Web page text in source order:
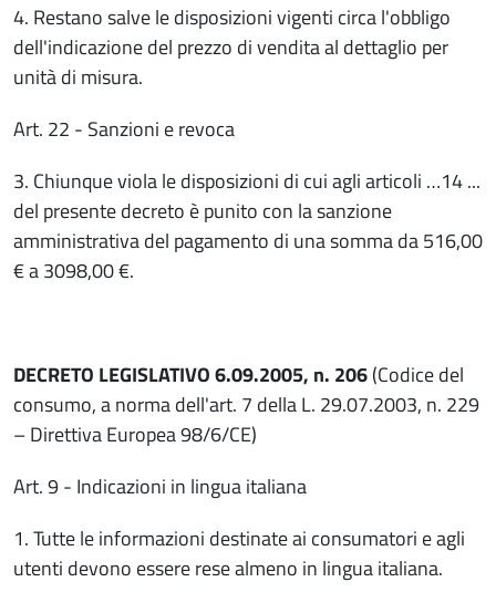
4. Restano salve le disposizioni vigenti circa l'obbligo
dell'indicazione del prezzo di vendita al dettaglio per
unità di misura.
Art. 22 - Sanzioni e revoca
3. Chiunque viola le disposizioni di cui agli articoli …14 ...
del presente decreto è punito con la sanzione
amministrativa del pagamento di una somma da 516,00
€ a 3098,00 €.
DECRETO LEGISLATIVO 6.09.2005, n. 206(Codice del
consumo, a norma dell'art. 7 della L. 29.07.2003, n. 229
– Direttiva Europea 98/6/CE)
Art. 9 - Indicazioni in lingua italiana
1. Tutte le informazioni destinate ai consumatori e agli
utenti devono essere rese almeno in lingua italiana.